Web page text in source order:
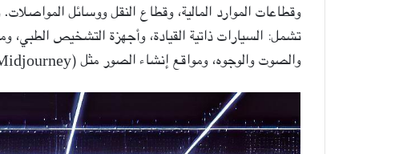
وقطاعات الموارد المالية، وقطاع النقل ووسائل
تشمل: السيارات ذاتية القيادة، وأجهزة التشخيص الطبي،
والصوت والوجوه، ومواقع إنشاء الصور مثل (Midjourney)، وغيرها.